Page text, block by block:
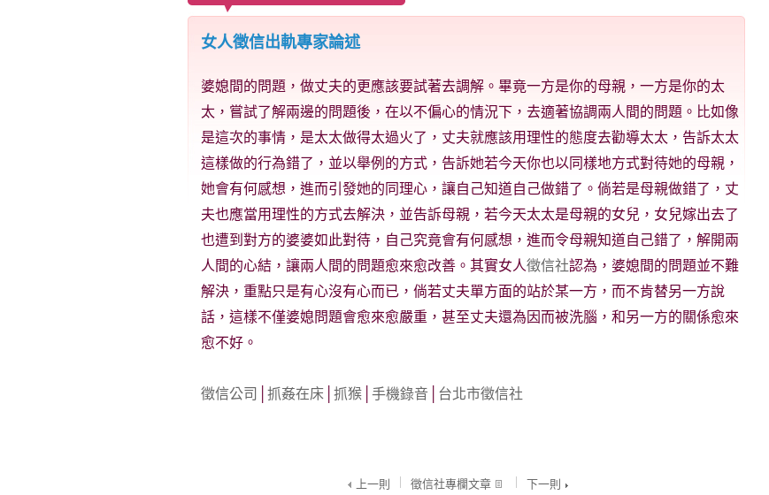
女人徵信出軌專家論述
婆媳間的問題，做丈夫的更應該要試著去調解。畢竟一方是你的母親，一方是你的太
太，嘗試了解兩邊的問題後，在以不偏心的情況下，去適著協調兩人間的問題。比如像
是這次的事情，是太太做得太過火了，丈夫就應該用理性的態度去勸導太太，告訴太太
這樣做的行為錯了，並以舉例的方式，告訴她若今天你也以同樣地方式對待她的母親，
她會有何感想，進而引發她的同理心，讓自己知道自己做錯了。倘若是母親做錯了，丈
夫也應當用理性的方式去解決，並告訴母親，若今天太太是母親的女兒，女兒嫁出去了
也遭到對方的婆婆如此對待，自己究竟會有何感想，進而令母親知道自己錯了，解開兩
人間的心結，讓兩人間的問題愈來愈改善。其實女人徵信社認為，婆媳間的問題並不難
解決，重點只是有心沒有心而已，倘若丈夫單方面的站於某一方，而不肯替另一方說
話，這樣不僅婆媳問題會愈來愈嚴重，甚至丈夫還為因而被洗腦，和另一方的關係愈來
愈不好。
徵信公司 抓姦在床 抓猴 手機錄音 台北市徵信社
上一則 徵信社專欄文章 下一則